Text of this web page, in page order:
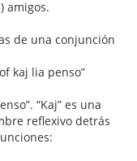
amigos.
de una conjunción
kaj lia penso”
“Kaj” es una
reflexivo detrás